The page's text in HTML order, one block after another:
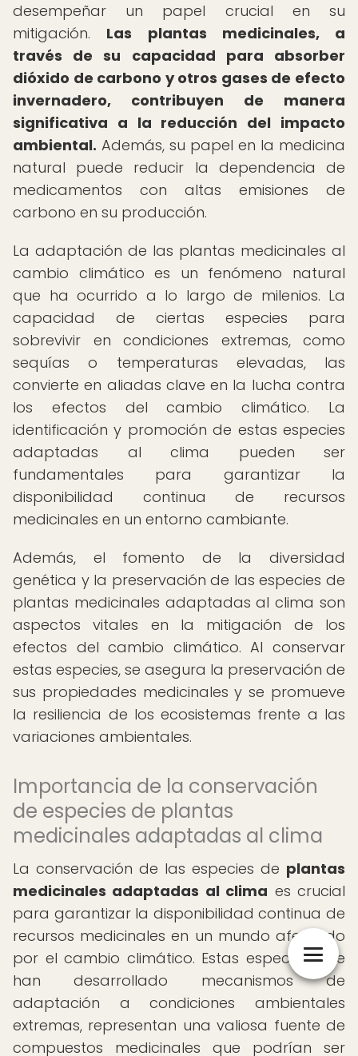
desempeñar un papel crucial en su
mitigación. Las plantas medicinales, a
través de su capacidad para absorber
dióxido de carbono y otros gases de efecto
invernadero, contribuyen de manera
significativa a la reducción del impacto
ambiental. Además, su papel en la medicina
natural puede reducir la dependencia de
medicamentos con altas emisiones de
carbono en su producción.
La adaptación de las plantas medicinales al
cambio climático es un fenómeno natural
que ha ocurrido a lo largo de milenios. La
capacidad de ciertas especies para
sobrevivir en condiciones extremas, como
sequías o temperaturas elevadas, las
convierte en aliadas clave en la lucha contra
los efectos del cambio climático. La
identificación y promoción de estas especies
adaptadas al clima pueden ser
fundamentales para garantizar la
disponibilidad continua de recursos
medicinales en un entorno cambiante.
Además, el fomento de la diversidad
genética y la preservación de las especies de
plantas medicinales adaptadas al clima son
aspectos vitales en la mitigación de los
efectos del cambio climático. Al conservar
estas especies, se asegura la preservación de
sus propiedades medicinales y se promueve
la resiliencia de los ecosistemas frente a las
variaciones ambientales.
Importancia de la conservación
de especies de plantas
medicinales adaptadas al clima
La conservación de las especies de plantas
medicinales adaptadas al clima es crucial
para garantizar la disponibilidad continua de
recursos medicinales en un mundo afectado
por el cambio climático. Estas especies, que
han desarrollado mecanismos de
adaptación a condiciones ambientales
extremas, representan una valiosa fuente de
compuestos medicinales que podrían ser